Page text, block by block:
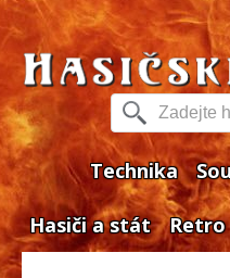
Technika
Hasiči a stát Retro